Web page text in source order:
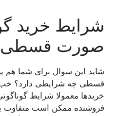
شرایط خرید
صورت
شاید این سوال برای شما هم
قسطی چه شرایطی دارد؟ خب
خریدها معمولا شرایط
فروشنده ممکن است متفاوت